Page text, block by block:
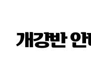
개강반 안